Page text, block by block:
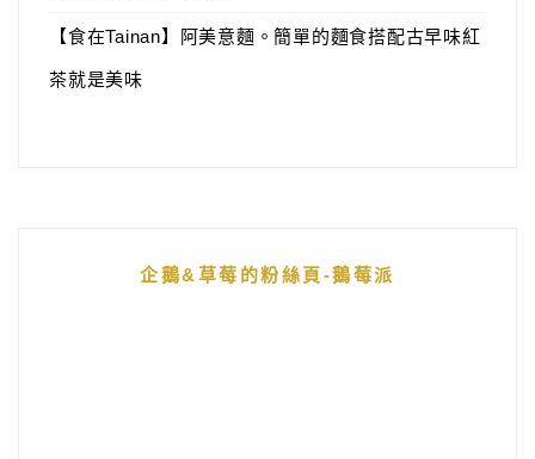
【食在Tainan】阿美意麵。簡單的麵食搭配古早味紅
茶就是美味
企鵝&草莓的粉絲頁-鵝莓派